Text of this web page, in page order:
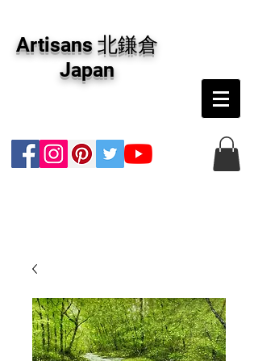
版画・切り絵など、コンテンポラリー並びにフ
ァインアートのオンライン販売をしています。
日本国内の抽象画・具象画の画家に加え、海外
のアーティストの作品もお取り寄せ頂けます。
インテリアとして、大切な方へのギフトとし
Artisans 北鎌倉
Japan